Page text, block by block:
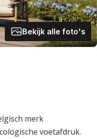
Bekijk alle foto's
merk
voetafdruk.